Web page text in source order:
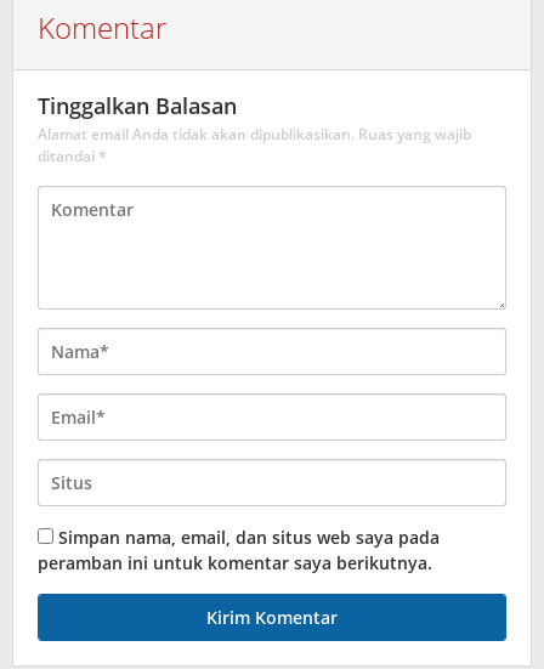
Komentar
Tinggalkan Balasan
Alamat email Anda tidak akan dipublikasikan. Ruas yang wajib
ditandai *
Simpan nama, email, dan situs web saya pada
peramban ini untuk komentar saya berikutnya.